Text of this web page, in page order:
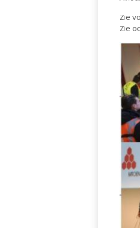
Zie
Zie